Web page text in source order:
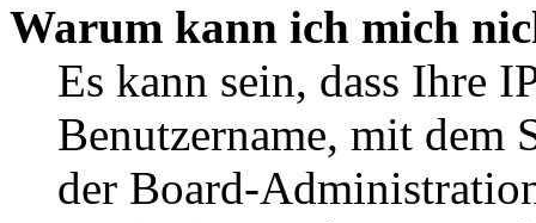
Warum kann ich mich
Es kann sein, dass Ihre
Benutzername, mit dem
der Board-